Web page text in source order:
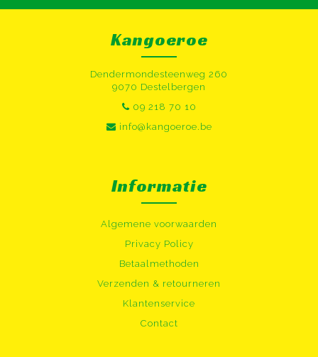
Kangoeroe
Dendermondesteenweg 260
9070 Destelbergen
09 218 70 10
info@kangoeroe.be
Informatie
Algemene voorwaarden
Privacy Policy
Betaalmethoden
Verzenden & retourneren
Klantenservice
Contact